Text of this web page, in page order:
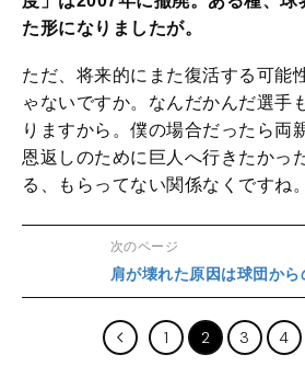
た形になりましたが。
ただ、将来的にまた復活する可能
ゃないですか。なんだかんだ選手
りますから。僕の場合だったら両
恩返しのために巨人へ行きたかっ
る、もらってない関係なくですね。
次のページ
肩が壊れた原因は球団から
1 2 3 4